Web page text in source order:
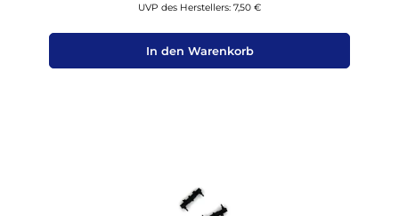
UVP des Herstellers: 7,50 €
In den Warenkorb